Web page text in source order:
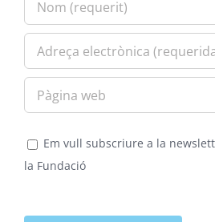
Em vull subscriure a la
la Fundació